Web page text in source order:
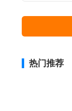
热门推荐